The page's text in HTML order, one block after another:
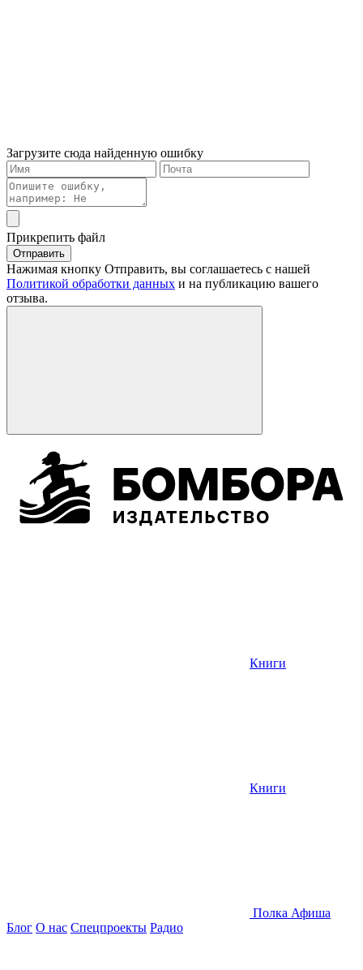
Загрузите сюда найденную ошибку
Прикрепить файл
Отправить
Нажимая кнопку Отправить, вы соглашаетесь с нашей
Политикой обработки данных и на публикацию вашего
отзыва.
Книги
Книги
Полка Афиша
Блог О нас Спецпроекты Радио